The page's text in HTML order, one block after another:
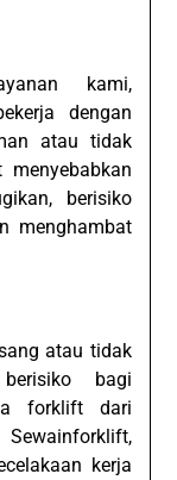
kami,
dengan
atau tidak
berisiko
menghambat
atau tidak
bagi
forklift dari
kerja